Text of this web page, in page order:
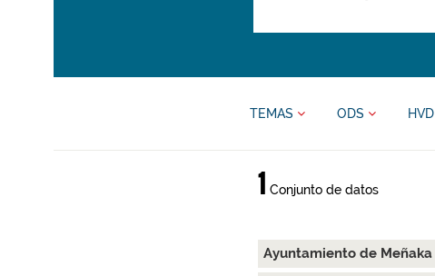
TEMAS ODS HVD
1 Conjunto de datos
Ayuntamiento de Meñaka